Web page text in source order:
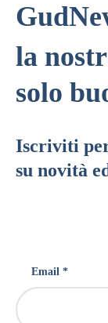
la
solo
Iscriviti per
su novità
Email *